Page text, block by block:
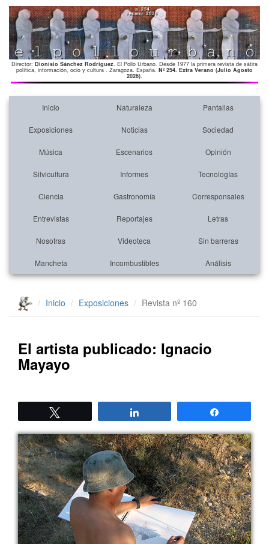
Director: Dionisio Sánchez Rodríguez. El Pollo Urbano. Desde 1977 la primera revista de sátira
política, información, ocio y cultura . Zaragoza. España. Nº 254. Extra Verano (Julio Agosto
2026).
Inicio Naturaleza Pantallas
Exposiciones Noticias Sociedad
Música Escenarios Opinión
Silvicultura Informes Tecnologías
Ciencia Gastronomía Corresponsales
Entrevistas Reportajes Letras
Nosotras Videoteca Sin barreras
Mancheta Incombustibles Análisis
Inicio Exposiciones Revista nº 160
El artista publicado: Ignacio
Mayayo